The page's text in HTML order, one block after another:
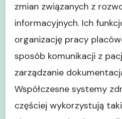
zmian związanych z
informacyjnych. Ich
organizację pracy
sposób komunikacji z
zarządzanie
Współczesne systemy
częściej wykorzystują